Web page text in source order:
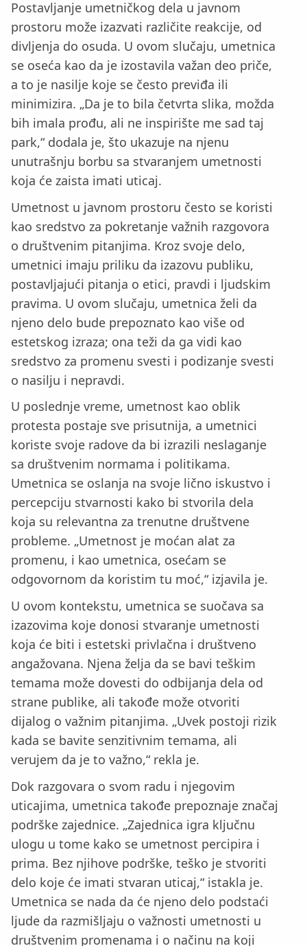
Postavljanje umetničkog dela u javnom
prostoru može izazvati različite reakcije, od
divljenja do osuda. U ovom slučaju, umetnica
se oseća kao da je izostavila važan deo priče,
a to je nasilje koje se često previđa ili
minimizira. „Da je to bila četvrta slika, možda
bih imala prođu, ali ne inspirište me sad taj
park,“ dodala je, što ukazuje na njenu
unutrašnju borbu sa stvaranjem umetnosti
koja će zaista imati uticaj.
Umetnost u javnom prostoru često se koristi
kao sredstvo za pokretanje važnih razgovora
o društvenim pitanjima. Kroz svoje delo,
umetnici imaju priliku da izazovu publiku,
postavljajući pitanja o etici, pravdi i ljudskim
pravima. U ovom slučaju, umetnica želi da
njeno delo bude prepoznato kao više od
estetskog izraza; ona teži da ga vidi kao
sredstvo za promenu svesti i podizanje svesti
o nasilju i nepravdi.
U poslednje vreme, umetnost kao oblik
protesta postaje sve prisutnija, a umetnici
koriste svoje radove da bi izrazili neslaganje
sa društvenim normama i politikama.
Umetnica se oslanja na svoje lično iskustvo i
percepciju stvarnosti kako bi stvorila dela
koja su relevantna za trenutne društvene
probleme. „Umetnost je moćan alat za
promenu, i kao umetnica, osećam se
odgovornom da koristim tu moć,“ izjavila je.
U ovom kontekstu, umetnica se suočava sa
izazovima koje donosi stvaranje umetnosti
koja će biti i estetski privlačna i društveno
angažovana. Njena želja da se bavi teškim
temama može dovesti do odbijanja dela od
strane publike, ali takođe može otvoriti
dijalog o važnim pitanjima. „Uvek postoji rizik
kada se bavite senzitivnim temama, ali
verujem da je to važno,“ rekla je.
Dok razgovara o svom radu i njegovim
uticajima, umetnica takođe prepoznaje značaj
podrške zajednice. „Zajednica igra ključnu
ulogu u tome kako se umetnost percipira i
prima. Bez njihove podrške, teško je stvoriti
delo koje će imati stvaran uticaj,“ istakla je.
Umetnica se nada da će njeno delo podstaći
ljude da razmišljaju o važnosti umetnosti u
društvenim promenama i o načinu na koji